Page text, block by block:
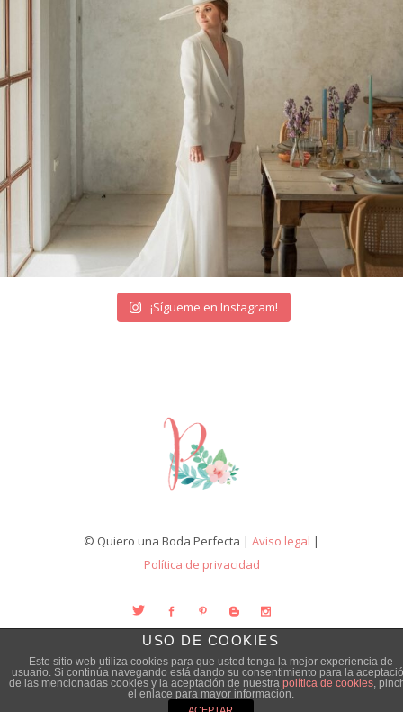
¡Sígueme en Instagram!
© Quiero una Boda Perfecta | Aviso legal |
Política de privacidad
USO DE COOKIES
Este sitio web utiliza cookies para que usted tenga la mejor experiencia de
usuario. Si continúa navegando está dando su consentimiento para la
de las mencionadas cookies y la aceptación de nuestra política de cookies,
el enlace para mayor información.